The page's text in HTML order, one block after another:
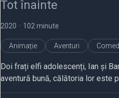
Tot înainte
2020 • 102 minute
Animație Aventuri
Doi frați elfi adolescenți, Ian și
aventură bună, călătoria lor este